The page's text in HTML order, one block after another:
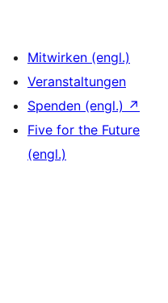
Mitwirken (engl.)
Veranstaltungen
Spenden (engl.) ↗
Five for the Future
(engl.)